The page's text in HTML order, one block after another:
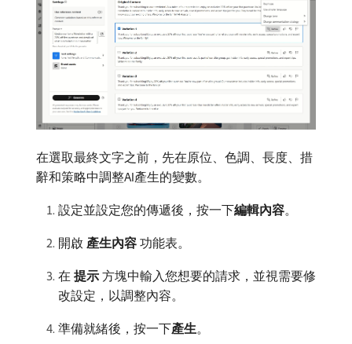
在選取最終文字之前，先在原位、色調、長度、措
辭和策略中調整AI產生的變數。
設定並設定您的傳遞後，按一下​編輯內容。
開啟​ 產生內容 ​功能表。
在​ 提示 ​方塊中輸入您想要的請求，並視需要修
改設定，以調整內容。
準備就緒後，按一下​產生。